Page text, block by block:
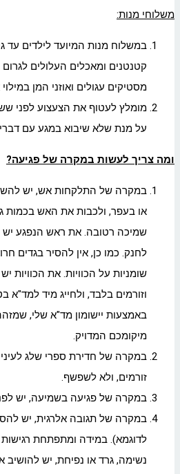
משלוחי מנות:
קטנטנים ומאכלים העלולים לגרום
מסטיקים עגולים ואוזני המן
מומלץ לעטוף את הצעצוע לפני
על מנת שלא שיבוא במגע עם דברי
ומה צריך לעשות במקרה של פגיעה?
במקרה של התלקחות אש, יש
או בעפר, ולכבות את האש בכמות
שמיכה רטובה. את ראש הנפגע
לחנק. כמו כן, אין להסיר בגדים
שומניות על הכוויות. את הכוויות
באמצעות יישומון מד"א שלי,
מיקומכם המדויק.
במקרה של חדירת ספרי שלג
זורמים, ולא לשפשף.
במקרה של פגיעה בשמיעה, יש
במקרה של תגובה אלרגית, יש
לדוגמא). במידה ומתפתחת רגישות
נשימה, גרד או נפיחת, יש להושיב